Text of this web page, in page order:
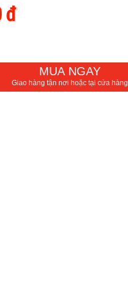
đ
MUA NGAY
Giao hàng tận nơi hoặc tại cửa hàng